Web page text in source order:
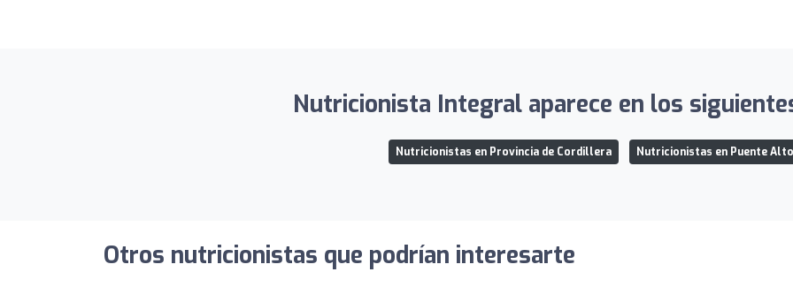
Nutricionista Integral aparece en los
Nutricionistas en Provincia de Cordillera Nutricionistas en Puente Alto
Otros nutricionistas que podrían interesarte